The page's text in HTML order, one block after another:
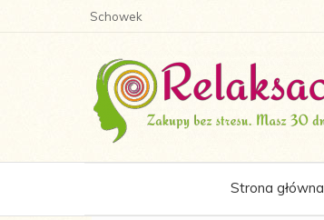
Schowek
Strona główna